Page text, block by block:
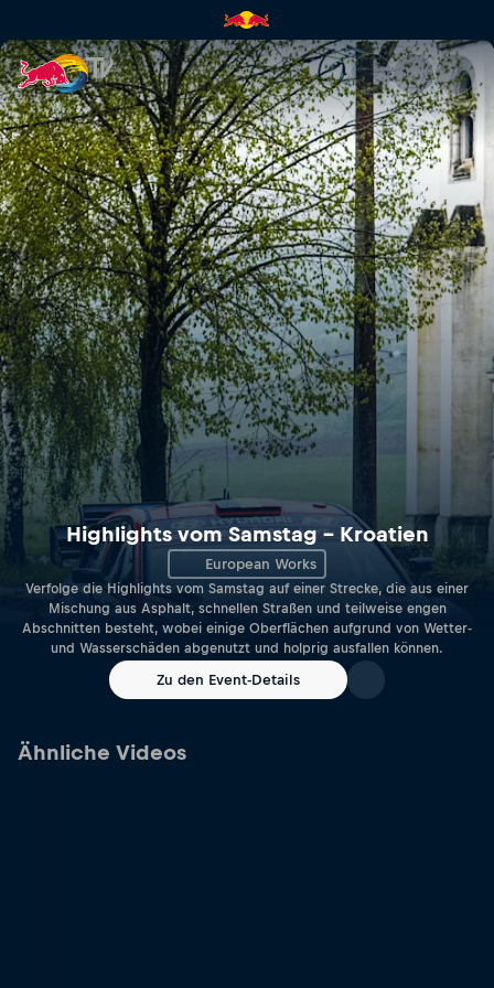
Highlights vom Samstag –
Highlights vom Samstag – Kroatien
European Works
Verfolge die Highlights vom Samstag auf einer Strecke, die aus einer
Mischung aus Asphalt, schnellen Straßen und teilweise engen
Abschnitten besteht, wobei einige Oberflächen aufgrund von Wetter-
und Wasserschäden abgenutzt und holprig ausfallen können.
Zu den Event-Details
Ähnliche Videos